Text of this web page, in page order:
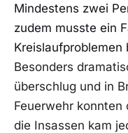
Mindestens zwei
zudem musste ein
Kreislaufproblemen
Besonders
überschlug und in
Feuerwehr
die Insassen kam